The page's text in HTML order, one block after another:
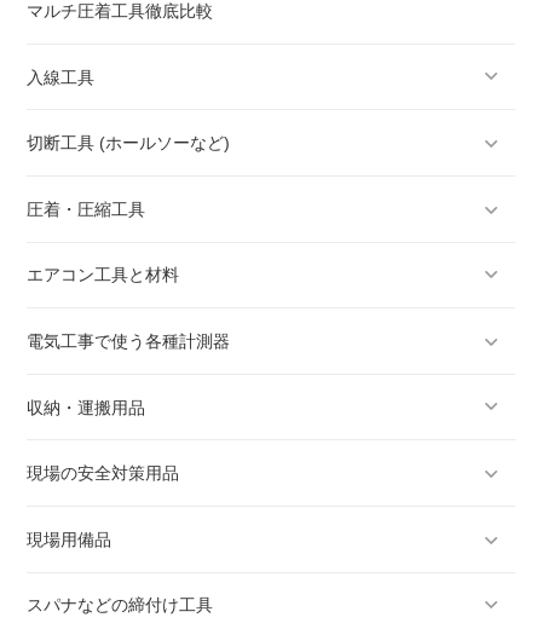
マルチ圧着工具徹底比較
入線工具
切断工具 (ホールソーなど)
圧着・圧縮工具
エアコン工具と材料
電気工事で使う各種計測器
収納・運搬用品
現場の安全対策用品
現場用備品
スパナなどの締付け工具